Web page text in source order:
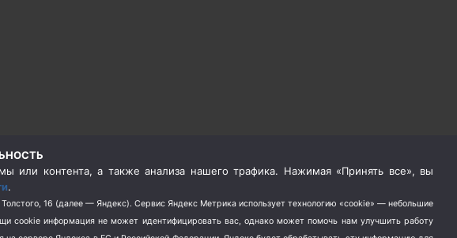
или контента, а также анализа нашего трафика. Нажимая «Принять все», вы
.
16 (далее — Яндекс). Сервис Яндекс Метрика использует технологию «cookie» — небольшие
cookie информация не может идентифицировать вас, однако может помочь нам улучшить работу